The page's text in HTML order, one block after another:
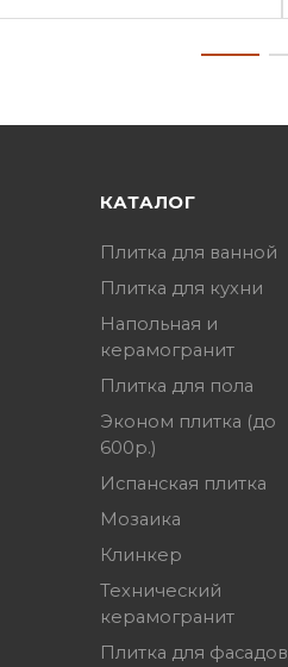
КАТАЛОГ
Плитка для ванной
Плитка для кухни
Напольная и
керамогранит
Плитка для пола
Эконом плитка (до
600р.)
Испанская плитка
Мозаика
Клинкер
Технический
керамогранит
Плитка для фасадов